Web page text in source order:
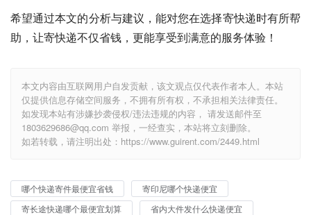
希望通过本文的分析与建议，能对您在选择寄快递时有所帮
助，让寄快递不仅省钱，更能享受到满意的服务体验！
本文内容由互联网用户自发贡献，该文观点仅代表作者本人。本站
仅提供信息存储空间服务，不拥有所有权，不承担相关法律责任。
如发现本站有涉嫌抄袭侵权/违法违规的内容， 请发送邮件至
1803629686@qq.com 举报，一经查实，本站将立刻删除。
如若转载，请注明出处：https://www.guirent.com/2449.html
哪个快递寄件最便宜省钱
寄印尼哪个快递便宜
寄长途快递哪个最便宜划算
省内大件发什么快递便宜